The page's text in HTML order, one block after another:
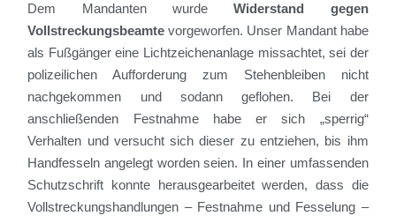
Dem Mandanten wurdeWiderstand gegen
Vollstreckungsbeamte vorgeworfen. Unser Mandant habe
als Fußgänger eine Lichtzeichenanlage missachtet, sei der
polizeilichen Aufforderung zum Stehenbleiben nicht
nachgekommen und sodann geflohen. Bei der
anschließenden Festnahme habe er sich „sperrig“
Verhalten und versucht sich dieser zu entziehen, bis ihm
Handfesseln angelegt worden seien. In einer umfassenden
Schutzschrift konnte herausgearbeitet werden, dass die
Vollstreckungshandlungen – Festnahme und Fesselung –